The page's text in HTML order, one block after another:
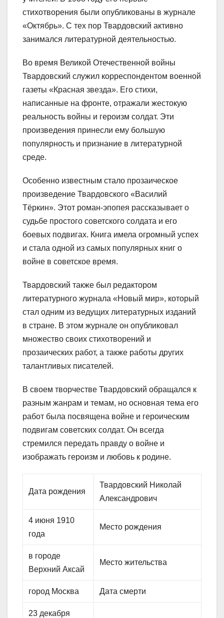
стихотворения были опубликованы в журнале
«Октябрь». С тех пор Твардовский активно
занимался литературной деятельностью.
Во время Великой Отечественной войны
Твардовский служил корреспондентом военной
газеты «Красная звезда». Его стихи,
написанные на фронте, отражали жестокую
реальность войны и героизм солдат. Эти
произведения принесли ему большую
популярность и признание в литературной
среде.
Особенно известным стало прозаическое
произведение Твардовского «Василий
Тёркин». Этот роман-эпопея рассказывает о
судьбе простого советского солдата и его
боевых подвигах. Книга имела огромный успех
и стала одной из самых популярных книг о
войне в советское время.
Твардовский также был редактором
литературного журнала «Новый мир», который
стал одним из ведущих литературных изданий
в стране. В этом журнале он опубликовал
множество своих стихотворений и
прозаических работ, а также работы других
талантливых писателей.
В своем творчестве Твардовский обращался к
разным жанрам и темам, но основная тема его
работ была посвящена войне и героическим
подвигам советских солдат. Он всегда
стремился передать правду о войне и
изображать героизм и любовь к родине.
Дата рождения
Твардовский Николай
Александрович
4 июня 1910
года
Место рождения
в городе
Верхний Аксай
Место жительства
город Москва Дата смерти
23 декабря